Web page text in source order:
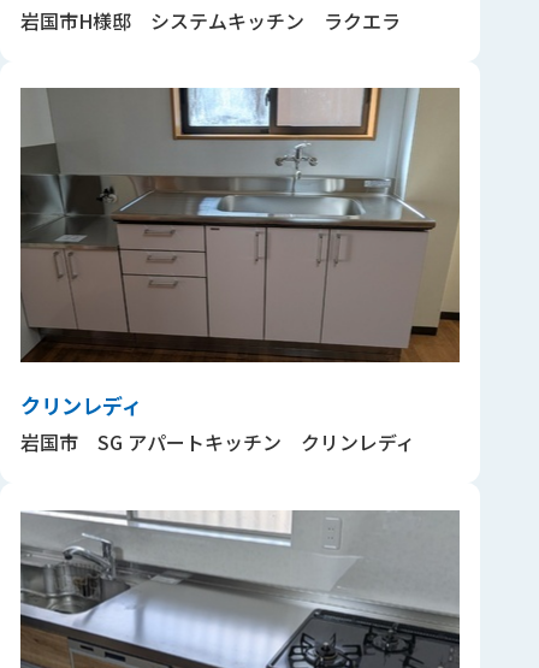
岩国市H様邸 システムキッチン ラクエラ
クリンレディ
岩国市 SG アパートキッチン クリンレディ